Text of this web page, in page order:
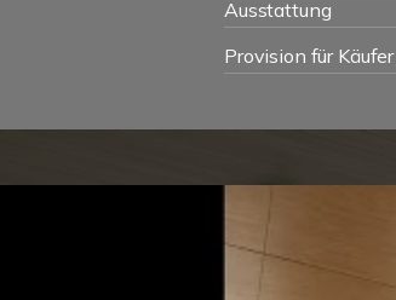
Ausstattung
Provision für Käufer